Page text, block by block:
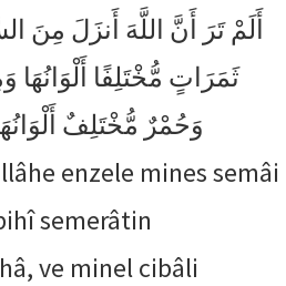
أَلَمْ تَرَ أَنَّ اللَّهَ أَنزَلَ مِنَ
ثَمَرَاتٍ مُّخْتَلِفًا
وَحُمْرٌ مُّخْتَلِفٌ
enzele mines semâi
semerâtin
ve minel cibâli